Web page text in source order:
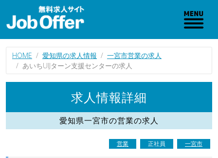
HOME 愛知県の求人情報
一宮市営業の求人
あいちUIJターン支援センターの求人
求人情報詳細
愛知県一宮市の営業の求人
営業 正社員 一宮市